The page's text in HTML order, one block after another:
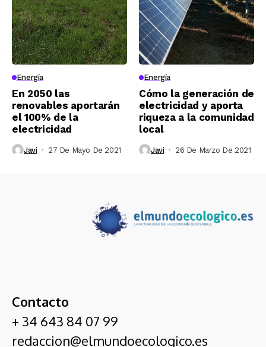
Energía
En 2050 las
renovables aportarán
el 100% de la
electricidad
Javi 27 De Mayo De 2021
Energía
Cómo la generación de
electricidad y aporta
riqueza a la comunidad
local
Javi 26 De Marzo De 2021
Contacto
+ 34 643 84 07 99
redaccion@elmundoecologico.es